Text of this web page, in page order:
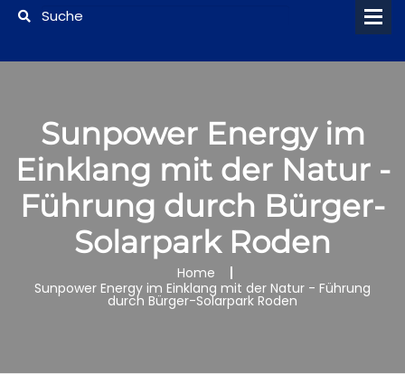
Sunpower Energy im
Einklang mit der Natur -
Führung durch Bürger-
Solarpark Roden
Home
Sunpower Energy im Einklang mit der Natur - Führung
durch Bürger-Solarpark Roden